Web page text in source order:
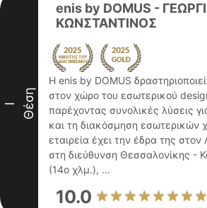
I Θέση
enis by DOMUS -
ΚΩΝΣΤΑΝΤΙΝΟΣ
Η enis by DOMUS
στον χώρο του εσωτερικού
παρέχοντας συνολικές λύσεις
και τη διακόσμηση εσωτερικών
εταιρεία έχει την έδρα της
στη διεύθυνση Θεσσαλονίκης -
(14ο χλμ.), ...
10.0